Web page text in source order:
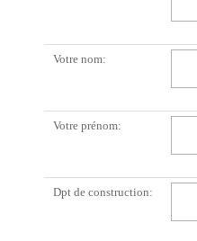
Votre nom:
Votre prénom:
Dpt de construction: